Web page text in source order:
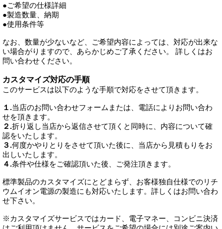
●ご希望の仕様詳細
●製造数量、納期
●使用条件等
なお、数量が少ないなど、ご希望内容によっては、対応が出来な
い場合がりますので、あらかじめご了承ください。 詳しくはお
問い合わせください。
カスタマイズ対応の手順
このサービスは以下のような手順で対応をさせて頂きます。
１.当店のお問い合わせフォームまたは、電話によりお問い合わ
せを頂きます。
２.折り返し当店から返信させて頂くと同時に、内容について確
認をいたします。
３.何度かやりとりをさせて頂いた後に、当店から見積もりをお
出しいたします。
４.条件や仕様をご確認頂いた後、ご発注頂きます。
標準製品のカスタマイズにとどまらず、お客様独自仕様でのリチ
ウムイオン電源の製造にも対応いたします。詳しくはお問い合わ
せ下さい。
※カスタマイズサービスではカード、電子マネー、コンビニ決済